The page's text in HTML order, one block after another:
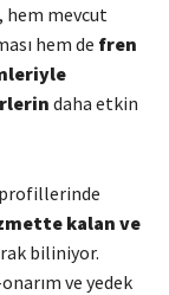
hem mevcut
hem de fren
daha etkin
profillerinde
kalan ve
biliniyor.
ve yedek